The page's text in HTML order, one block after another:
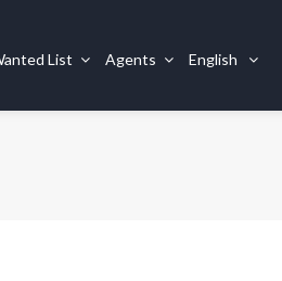
List Agents English